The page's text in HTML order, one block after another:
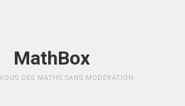
MathBox
DES MATHS SANS MODÉRATION